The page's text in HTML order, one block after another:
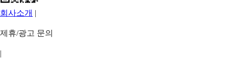
회사소개 |
제휴/광고 문의
|